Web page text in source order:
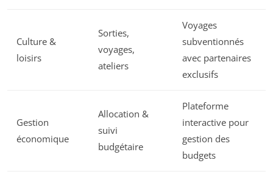
Culture &
loisirs
Sorties,
voyages,
ateliers
Voyages
subventionnés
avec partenaires
exclusifs
Gestion
économique
Allocation &
suivi
budgétaire
Plateforme
interactive pour
gestion des
budgets